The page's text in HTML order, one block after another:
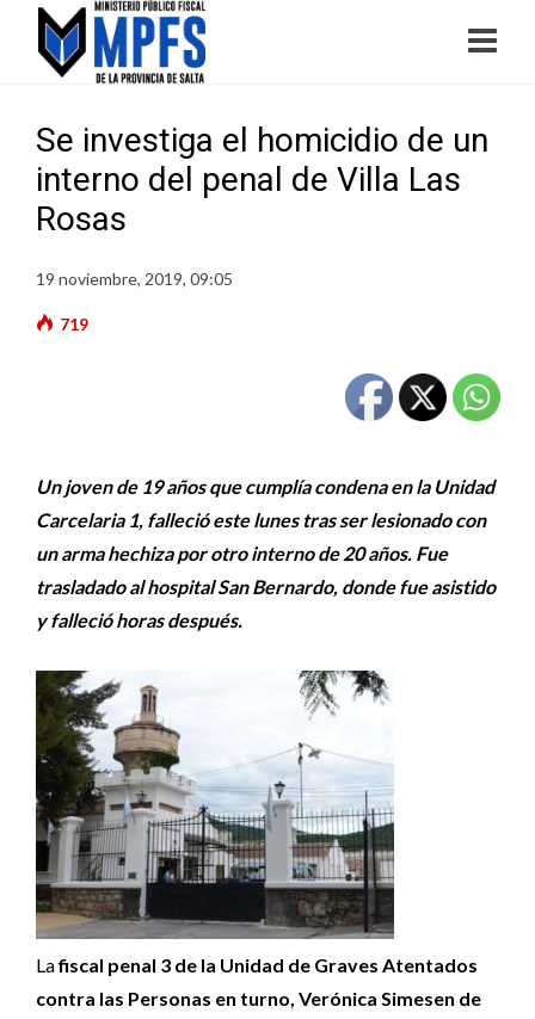
Se investiga el homicidio de un
interno del penal de Villa Las
Rosas
19 noviembre, 2019, 09:05
719
Un joven de 19 años que cumplía condena en la Unidad
Carcelaria 1, falleció este lunes tras ser lesionado con
un arma hechiza por otro interno de 20 años. Fue
trasladado al hospital San Bernardo, donde fue asistido
y falleció horas después.
Lafiscal penal 3 de la Unidad de Graves Atentados
contra las Personas en turno, Verónica Simesen de